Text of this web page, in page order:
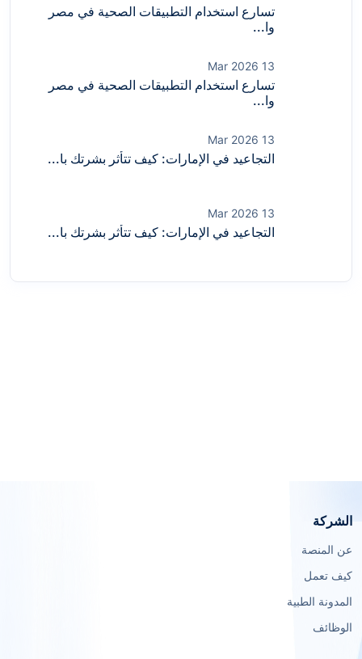
تسارع استخدام التطبيقات الصحية في مصر
وا...
13 Mar 2026
تسارع استخدام التطبيقات الصحية في مصر
وا...
13 Mar 2026
التجاعيد في الإمارات: كيف تتأثر بشرتك با...
13 Mar 2026
التجاعيد في الإمارات: كيف تتأثر بشرتك با...
الشركة
عن المنصة
كيف تعمل
المدونة الطبية
الوظائف